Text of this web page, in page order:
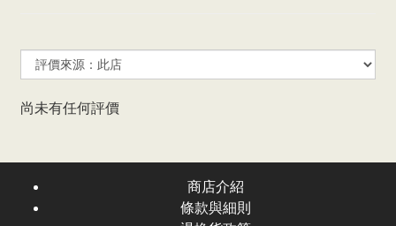
尚未有任何評價
商店介紹
條款與細則